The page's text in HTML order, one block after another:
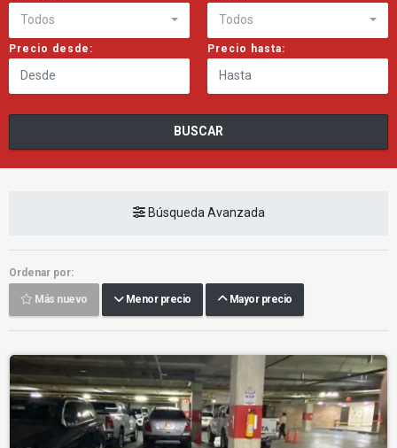
Todos Todos
Precio desde: Precio hasta:
BUSCAR
Búsqueda Avanzada
Ordenar por:
Más nuevo Menor precio Mayor precio